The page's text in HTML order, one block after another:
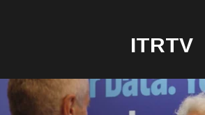
ITRTV